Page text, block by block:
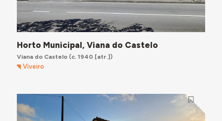
Horto Municipal, Viana do Castelo
Viana do Castelo(c. 1940 [atr.])
Viveiro